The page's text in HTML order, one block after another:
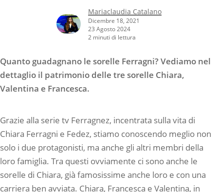
Mariaclaudia Catalano
Dicembre 18, 2021
23 Agosto 2024
2 minuti di lettura
Quanto guadagnano le sorelle Ferragni? Vediamo nel
dettaglio il patrimonio delle tre sorelle Chiara,
Valentina e Francesca.
Grazie alla serie tv Ferragnez, incentrata sulla vita di
Chiara Ferragni e Fedez, stiamo conoscendo meglio non
solo i due protagonisti, ma anche gli altri membri della
loro famiglia. Tra questi ovviamente ci sono anche le
sorelle di Chiara, già famosissime anche loro e con una
carriera ben avviata. Chiara, Francesca e Valentina, in